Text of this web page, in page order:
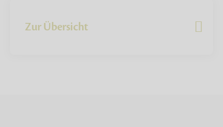
Zur Übersicht